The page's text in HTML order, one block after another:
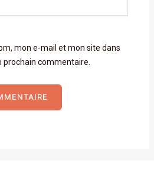
mon e-mail et mon site dans
prochain commentaire.